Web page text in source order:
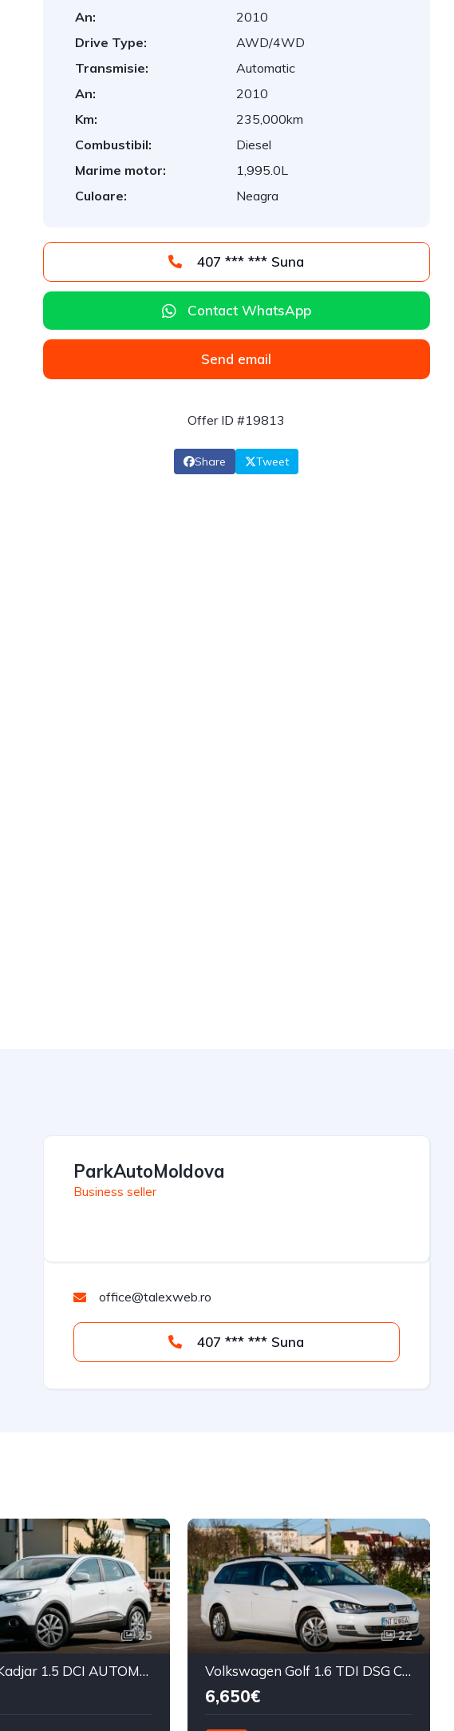
An:
2010
Drive Type:
AWD/4WD
Transmisie:
Automatic
An:
2010
Km:
235,000km
Combustibil:
Diesel
Marime motor:
1,995.0L
Culoare:
Neagra
407 *** *** Suna
Contact WhatsApp
Send email
Offer ID #19813
Share Tweet
ParkAutoMoldova
Business seller
office@talexweb.ro
407 *** *** Suna
25
Renault Kadjar 1.5 DCI AUTOMAT
22
Volkswagen Golf 1.6 TDI DSG CUP
6,650€